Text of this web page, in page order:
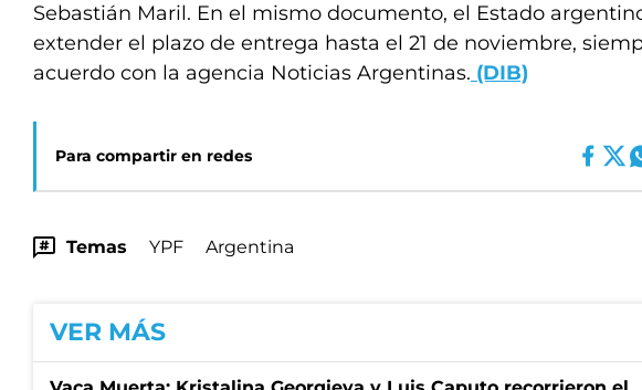
Sebastián Maril. En el mismo documento, el Estado
extender el plazo de entrega hasta el 21 de noviembre,
acuerdo con la agencia Noticias Argentinas. (DIB)
Para compartir en redes
Temas YPF Argentina
VER MÁS